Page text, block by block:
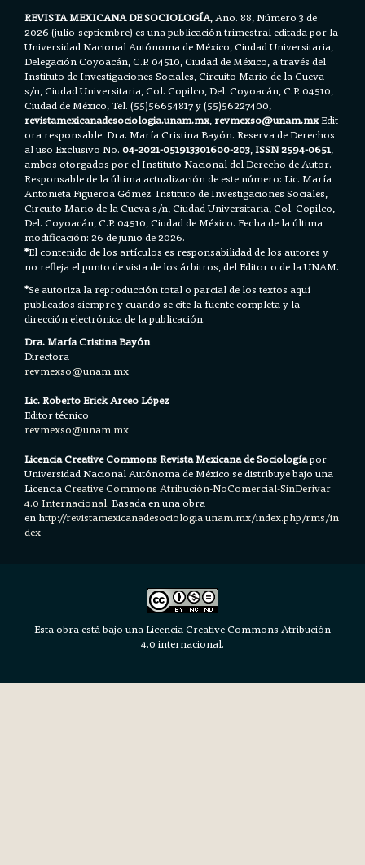
REVISTA MEXICANA DE SOCIOLOGÍA, Año. 88, Número 3 de
2026 (julio-septiembre) es una publicación trimestral editada por la
Universidad Nacional Autónoma de México, Ciudad Universitaria,
Delegación Coyoacán, C.P. 04510, Ciudad de México, a través del
Instituto de Investigaciones Sociales, Circuito Mario de la Cueva
s/n, Ciudad Universitaria, Col. Copilco, Del. Coyoacán, C.P. 04510,
Ciudad de México, Tel. (55)56654817 y (55)56227400,
revistamexicanadesociologia.unam.mx,revmexso@unam.mxEdit
ora responsable: Dra. María Cristina Bayón. Reserva de Derechos
al uso Exclusivo No.04-2021-051913301600-203,ISSN 2594-0651,
ambos otorgados por el Instituto Nacional del Derecho de Autor.
Responsable de la última actualización de este número: Lic. María
Antonieta Figueroa Gómez. Instituto de Investigaciones Sociales,
Circuito Mario de la Cueva s/n, Ciudad Universitaria, Col. Copilco,
Del. Coyoacán, C.P. 04510, Ciudad de México. Fecha de la última
modificación: 26 de junio de 2026.
*El contenido de los artículos es responsabilidad de los autores y
no refleja el punto de vista de los árbitros, del Editor o de la UNAM.
*Se autoriza la reproducción total o parcial de los textos aquí
publicados siempre y cuando se cite la fuente completa y la
dirección electrónica de la publicación.
Dra. María Cristina Bayón
Directora
revmexso@unam.mx
Lic. Roberto Erick Arceo López
Editor técnico
revmexso@unam.mx
Licencia Creative Commons Revista Mexicana de Sociologíapor
Universidad Nacional Autónoma de México se distribuye bajo una
LicenciaCreative Commons Atribución-NoComercial-SinDerivar
4.0 Internacional.Basada en una obra
en http://revistamexicanadesociologia.unam.mx/index.php/rms/in
dex
Esta obra está bajo una Licencia Creative Commons Atribución
4.0 internacional.